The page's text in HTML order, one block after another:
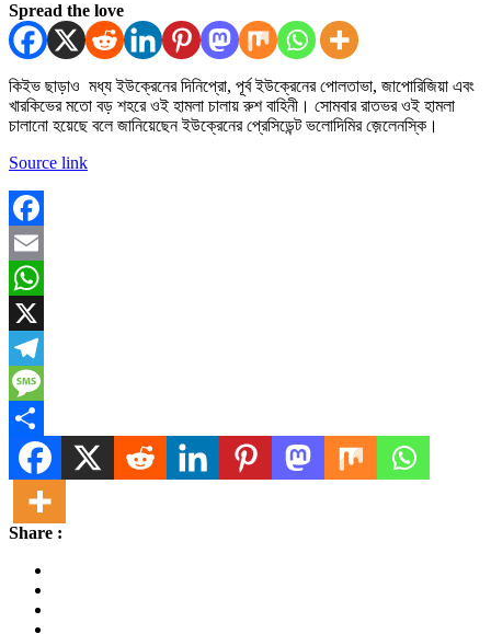
Spread the love
কিইভ ছাড়াও মধ্য ইউক্রেনের দিনিপ্রো, পূর্ব ইউক্রেনের পোলতাভা, জাপোরিজিয়া এবং
খারকিভের মতো বড় শহরে ওই হামলা চালায় রুশ বাহিনী। সোমবার রাতভর ওই হামলা
চালানো হয়েছে বলে জানিয়েছেন ইউক্রেনের প্রেসিডেন্ট ভলোদিমির জ়েলেনস্কি।
Source link
Facebook
Email
WhatsApp
X
Telegram
Message
Share
Share :